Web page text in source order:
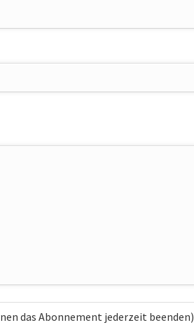
das Abonnement jederzeit beenden)